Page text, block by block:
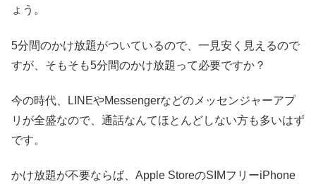
ょう。
5分間のかけ放題がついているので、一見安く見えるので
すが、そもそも5分間のかけ放題って必要ですか？
今の時代、LINEやMessengerなどのメッセンジャーアプ
リが全盛なので、通話なんてほとんどしない方も多いはず
です。
かけ放題が不要ならば、Apple StoreのSIMフリーiPhone